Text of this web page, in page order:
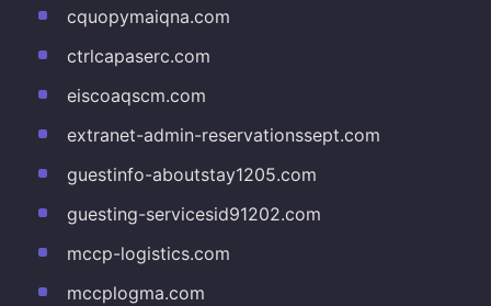
cquopymaiqna.com
ctrlcapaserc.com
eiscoaqscm.com
extranet-admin-reservationssept.com
guestinfo-aboutstay1205.com
guesting-servicesid91202.com
mccp-logistics.com
mccplogma.com